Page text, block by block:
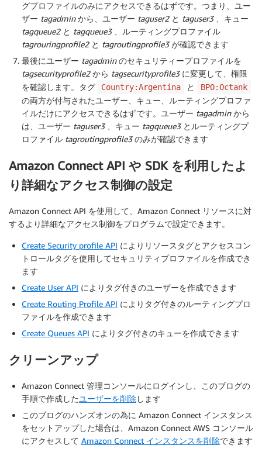
グプロファイルのみにアクセスできるはずです。つまり、ユー
ザー tagadminから、ユーザー taguser2と taguser3、キュー
tagqueue2と tagqueue3、ルーティングプロファイル
tagrouringprofile2と tagroutingprofile3が確認できます
最後にユーザー tagadminのセキュリティープロファイルを
tagsecurityprofile2から tagsecurityprofile3に変更して、権限
を確認します。タグ
Country:Argentina と BPO:Octank
の両方が付与されたユーザー、キュー、ルーティングプロファ
イルだけにアクセスできるはずです。ユーザー tagadminから
は、ユーザー taguser3、キュー tagqueue3とルーティングプ
ロファイル tagroutingprofile3のみが確認できます
Amazon Connect API や SDK を利用したよ
り詳細なアクセス制御の設定
Amazon Connect API を使用して、Amazon Connect リソースに対
するより詳細なアクセス制御をプログラムで設定できます。
Create Security profile API によりリソースタグとアクセスコン
トロールタグを使用してセキュリティプロファイルを作成でき
ます
Create User API によりタグ付きのユーザーを作成できます
Create Routing Profile API によりタグ付きのルーティングプロ
ファイルを作成できます
Create Queues API によりタグ付きのキューを作成できます
クリーンアップ
Amazon Connect 管理コンソールにログインし、このブログの
手順で作成したユーザーを削除 します
このブログのハンズオンの為に Amazon Connect インスタンス
をセットアップした場合は、Amazon Connect AWS コンソール
にアクセスして Amazon Connect インスタンスを削除できます